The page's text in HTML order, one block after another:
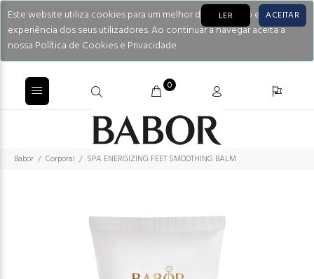
Este website utiliza cookies para um melhor desempenho e
experiência dos seus utilizadores. Ao continuar a navegar aceita a
nossa Política de Cookies e Privacidade.
LER ACEITAR
0
Babor Corporal SPA ENERGIZING FEET SMOOTHING BALM